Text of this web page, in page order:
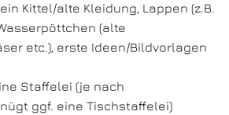
ein Kittel/alte Kleidung, Lappen (z.B.
(alte
etc.), erste Ideen/Bildvorlagen
Staffelei (je nach
ggf. eine Tischstaffelei)